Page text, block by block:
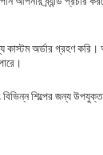
অর্ডার গ্রহণ
শিল্পের জন্য